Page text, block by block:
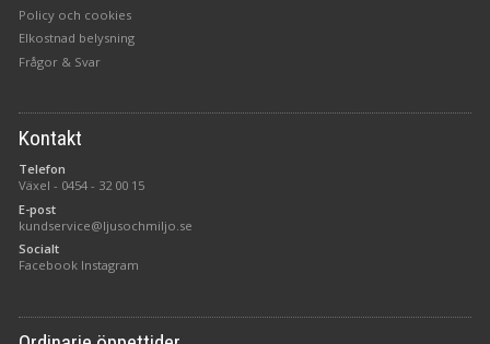
Policy och cookies
Elkostnad belysning
Frågor & Svar
Kontakt
Telefon
Växel - 0454 - 32 00 15
E-post
kundservice@ljusochmiljo.se
Socialt
Facebook Instagram